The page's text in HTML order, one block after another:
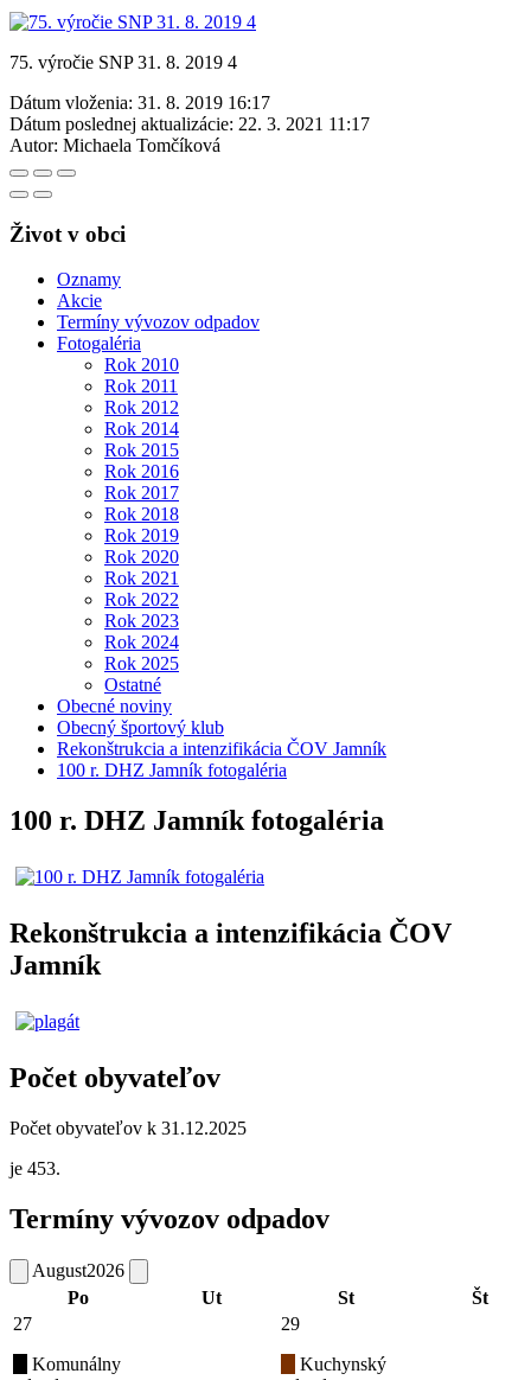
75. výročie SNP 31. 8. 2019 4
Dátum vloženia: 31. 8. 2019 16:17
Dátum poslednej aktualizácie: 22. 3. 2021 11:17
Autor: Michaela Tomčíková
Život v obci
Oznamy
Akcie
Termíny vývozov odpadov
Fotogaléria
Rok 2010
Rok 2011
Rok 2012
Rok 2014
Rok 2015
Rok 2016
Rok 2017
Rok 2018
Rok 2019
Rok 2020
Rok 2021
Rok 2022
Rok 2023
Rok 2024
Rok 2025
Ostatné
Obecné noviny
Obecný športový klub
Rekonštrukcia a intenzifikácia ČOV Jamník
100 r. DHZ Jamník fotogaléria
100 r. DHZ Jamník fotogaléria
Rekonštrukcia a intenzifikácia ČOV
Jamník
Počet obyvateľov
Počet obyvateľov k 31.12.2025
je 453.
Termíny vývozov odpadov
August2026
Po
Ut St
Št
27
Komunálny
29
Kuchynský